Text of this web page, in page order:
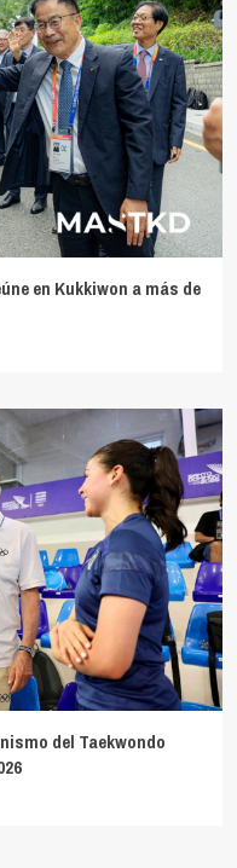
en Kukkiwon a más de
del Taekwondo